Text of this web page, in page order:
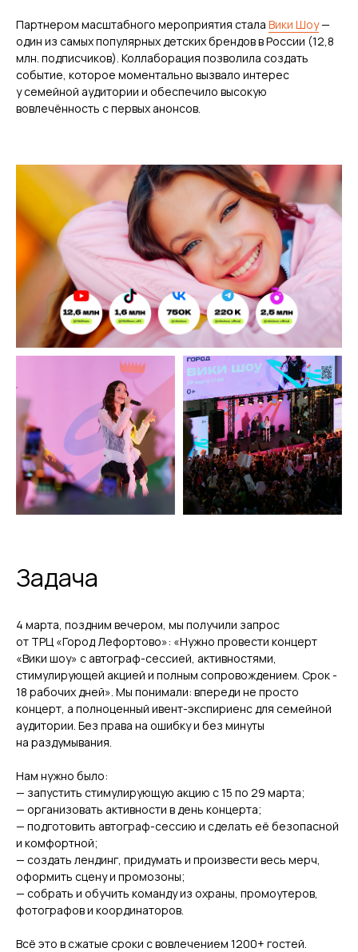
Партнером масштабного мероприятия стала Вики Шоу—
один из самых популярных детских брендов в России (12,8
млн. подписчиков). Коллаборация позволила создать
событие, которое моментально вызвало интерес
у семейной аудитории и обеспечило высокую
вовлечённость с первых анонсов.
Задача
4 марта, поздним вечером, мы получили запрос
от ТРЦ «Город Лефортово»: «Нужно провести концерт
«Вики шоу» с автограф-сессией, активностями,
стимулирующей акцией и полным сопровождением. Срок -
18 рабочих дней». Мы понимали: впереди не просто
концерт, а полноценный ивент-экспириенс для семейной
аудитории. Без права на ошибку и без минуты
на раздумывания.
Нам нужно было:
— запустить стимулирующую акцию с 15 по 29 марта;
— организовать активности в день концерта;
— подготовить автограф-сессию и сделать её безопасной
и комфортной;
— создать лендинг, придумать и произвести весь мерч,
оформить сцену и промозоны;
— собрать и обучить команду из охраны, промоутеров,
фотографов и координаторов.
Всё это в сжатые сроки с вовлечением 1200+ гостей.